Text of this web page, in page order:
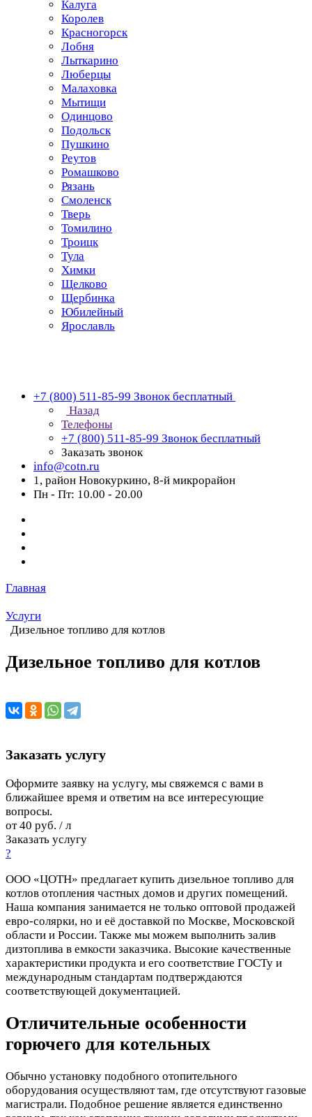
Калуга
Королев
Красногорск
Лобня
Лыткарино
Люберцы
Малаховка
Мытищи
Одинцово
Подольск
Пушкино
Реутов
Ромашково
Рязань
Смоленск
Тверь
Томилино
Троицк
Тула
Химки
Щелково
Щербинка
Юбилейный
Ярославль
+7 (800) 511-85-99 Звонок бесплатный
Назад
Телефоны
+7 (800) 511-85-99 Звонок бесплатный
Заказать звонок
info@cotn.ru
1, район Новокуркино, 8-й микрорайон
Пн - Пт: 10.00 - 20.00
Главная
Услуги
Дизельное топливо для котлов
Дизельное топливо для котлов
Заказать услугу
Оформите заявку на услугу, мы свяжемся с вами в
ближайшее время и ответим на все интересующие
вопросы.
от 40 руб. / л
Заказать услугу
?
ООО «ЦОТН» предлагает купить дизельное топливо для
котлов отопления частных домов и других помещений.
Наша компания занимается не только оптовой продажей
евро-солярки, но и её доставкой по Москве, Московской
области и России. Также мы можем выполнить залив
дизтоплива в емкости заказчика. Высокие качественные
характеристики продукта и его соответствие ГОСТу и
международным стандартам подтверждаются
соответствующей документацией.
Отличительные особенности
горючего для котельных
Обычно установку подобного отопительного
оборудования осуществляют там, где отсутствуют газовые
магистрали. Подобное решение является единственно